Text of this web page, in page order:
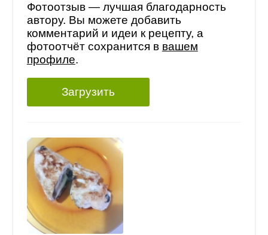
Фотоотзыв — лучшая благодарность
автору. Вы можете добавить
комментарий и идеи к рецепту, а
фотоотчёт сохранится в вашем
профиле.
Загрузить